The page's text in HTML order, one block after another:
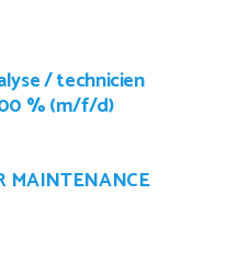
/ technicien
% (m/f/d)
MAINTENANCE